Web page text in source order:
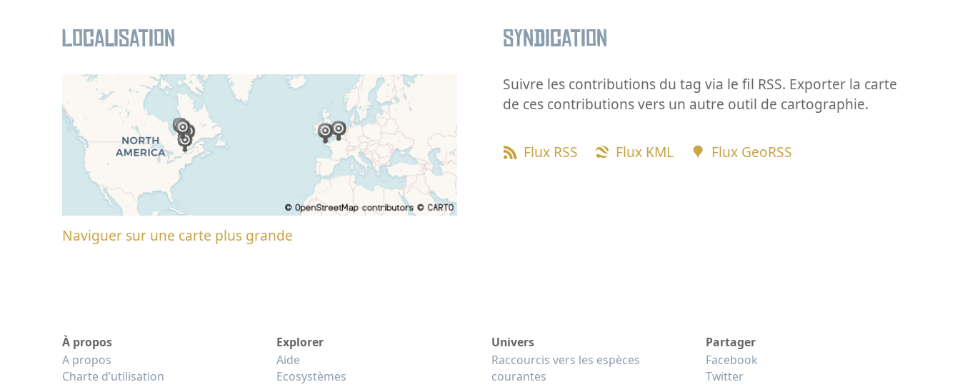
Localisation
Naviguer sur une carte plus grande
Syndication
Suivre les contributions du tag via le fil RSS. Exporter la carte
de ces contributions vers un autre outil de cartographie.
Flux RSS Flux KML Flux GeoRSS
À propos
A propos
Charte d’utilisation
Explorer
Aide
Ecosystèmes
Univers
Raccourcis vers les espèces
courantes
Partager
Facebook
Twitter